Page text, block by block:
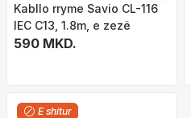
Kabllo rryme Savio CL-116
IEC C13, 1.8m, e zezë
590 MKD.
E shitur